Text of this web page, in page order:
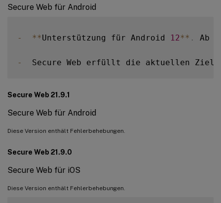
Secure Web für Android
- **Unterstützung für Android 12** . Ab
-
  Secure Web erfüllt die aktuellen Ziel
Secure Web 21.9.1
Secure Web für Android
Diese Version enthält Fehlerbehebungen.
Secure Web 21.9.0
Secure Web für iOS
Diese Version enthält Fehlerbehebungen.